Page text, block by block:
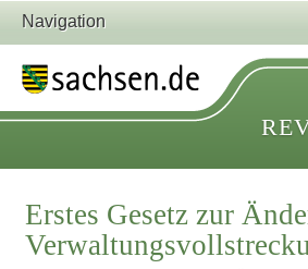
Navigation
Erstes Gesetz zur